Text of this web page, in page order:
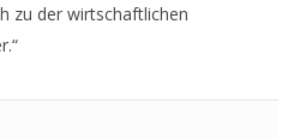
zu der wirtschaftlichen